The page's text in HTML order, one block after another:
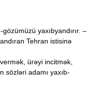
yaxıbyandırır. –
Tehran istisinə
ürəyi incitmək,
sözləri adamı yaxıb-